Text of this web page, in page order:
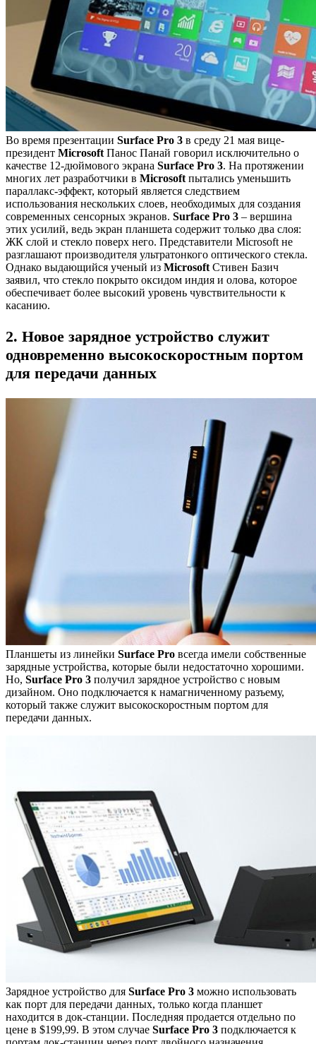
Во время презентации Surface Pro 3 в среду 21 мая вице-
президент Microsoft Панос Панай говорил исключительно о
качестве 12-дюймового экрана Surface Pro 3. На протяжении
многих лет разработчики в Microsoft пытались уменьшить
параллакс-эффект, который является следствием
использования нескольких слоев, необходимых для создания
современных сенсорных экранов. Surface Pro 3 – вершина
этих усилий, ведь экран планшета содержит только два слоя:
ЖК слой и стекло поверх него. Представители Microsoft не
разглашают производителя ультратонкого оптического стекла.
Однако выдающийся ученый из Microsoft Стивен Базич
заявил, что стекло покрыто оксидом индия и олова, которое
обеспечивает более высокий уровень чувствительности к
касанию.
2. Новое зарядное устройство служит
одновременно высокоскоростным портом
для передачи данных
Планшеты из линейки Surface Pro всегда имели собственные
зарядные устройства, которые были недостаточно хорошими.
Но, Surface Pro 3 получил зарядное устройство с новым
дизайном. Оно подключается к намагниченному разъему,
который также служит высокоскоростным портом для
передачи данных.
Зарядное устройство для Surface Pro 3 можно использовать
как порт для передачи данных, только когда планшет
находится в док-станции. Последняя продается отдельно по
цене в $199,99. В этом случае Surface Pro 3 подключается к